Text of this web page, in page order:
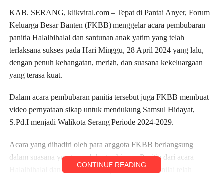
KAB. SERANG, klikviral.com – Tepat di Pantai Anyer, Forum
Keluarga Besar Banten (FKBB) menggelar acara pembubaran
panitia Halalbihalal dan santunan anak yatim yang telah
terlaksana sukses pada Hari Minggu, 28 April 2024 yang lalu,
dengan penuh kehangatan, meriah, dan suasana kekeluargaan
yang terasa kuat.
Dalam acara pembubaran panitia tersebut juga FKBB membuat
video pernyataan sikap untuk mendukung Samsul Hidayat,
S.Pd.I menjadi Walikota Serang Periode 2024-2029.
Acara yang dihadiri oleh para anggota FKBB berlangsung
dalam suasana yang penuh kegembiraan. Panitia dari acara
Halalbihalal dan santunan anak yatim tersebut dinilai telah
CONTINUE READING